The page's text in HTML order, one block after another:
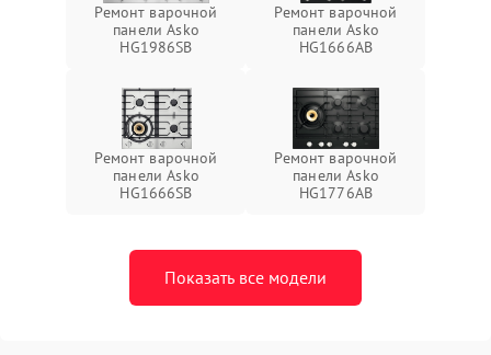
Ремонт варочной
панели Asko
HG1986SB
Ремонт варочной
панели Asko
HG1666AB
Ремонт варочной
панели Asko
HG1666SB
Ремонт варочной
панели Asko
HG1776AB
Показать все модели